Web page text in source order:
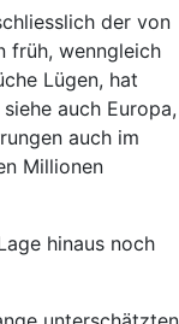
der von
früh, wenngleich
Lügen, hat
auch Europa,
auch im
Millionen
hinaus noch